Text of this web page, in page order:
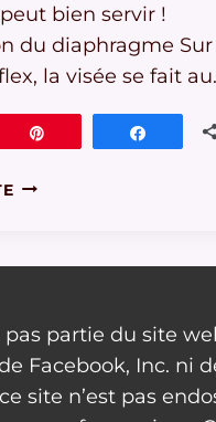
bien servir !
du diaphragme
la visée se fait
Partagez
COMMENT
PROFONDEUR
DE
CHAMP
pas partie du site
Facebook, Inc. ni
site n’est pas